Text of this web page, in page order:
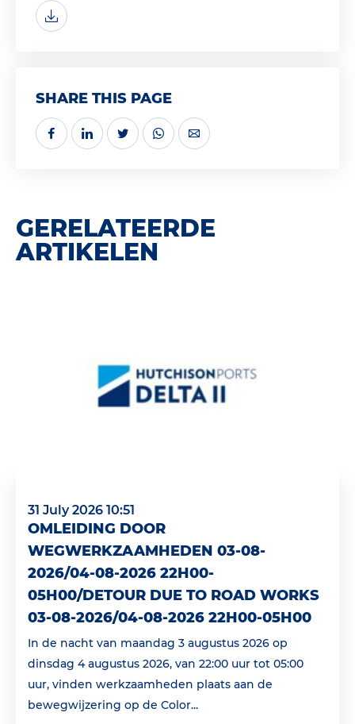
SHARE THIS PAGE
GERELATEERDE
ARTIKELEN
31 July 2026 10:51
OMLEIDING DOOR
WEGWERKZAAMHEDEN 03-08-
2026/04-08-2026 22H00-
05H00/DETOUR DUE TO ROAD WORKS
03-08-2026/04-08-2026 22H00-05H00
In de nacht van maandag 3 augustus 2026 op
dinsdag 4 augustus 2026, van 22:00 uur tot 05:00
uur, vinden werkzaamheden plaats aan de
bewegwijzering op de Color...